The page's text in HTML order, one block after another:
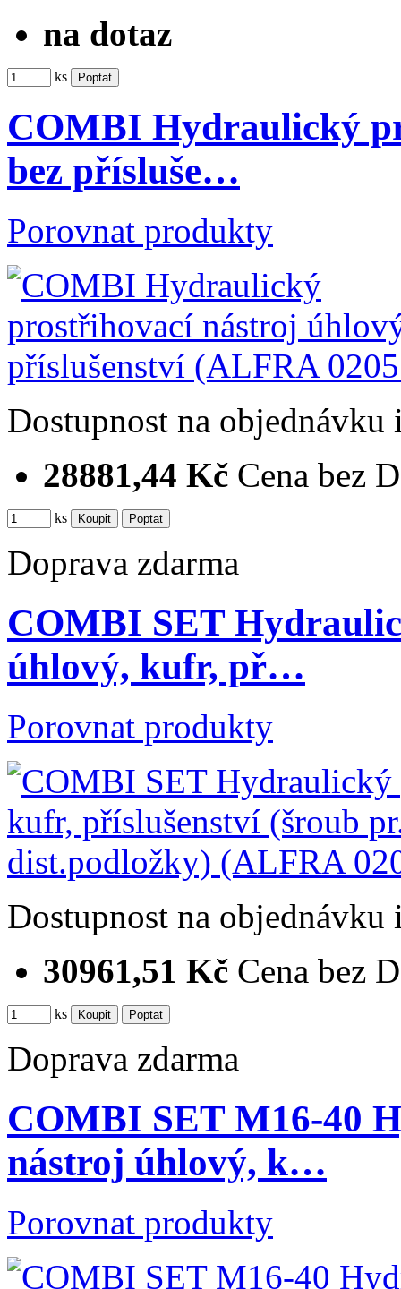
na dotaz
ks
COMBI Hydraulický
bez přísluše…
Porovnat produkty
Dostupnost na objednávku
28881,44 Kč Cena bez
ks
Doprava zdarma
COMBI SET
úhlový, kufr, př…
Porovnat produkty
Dostupnost na objednávku
30961,51 Kč Cena bez
ks
Doprava zdarma
COMBI SET M16-40
nástroj úhlový, k…
Porovnat produkty